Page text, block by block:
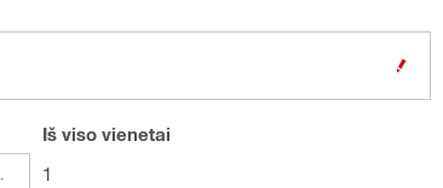
Iš viso vienetai
1